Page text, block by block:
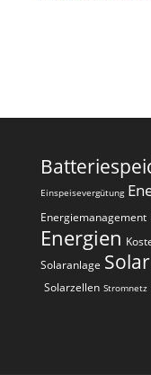
Einspeisevergütung
Energiemanagement
Energien
Solaranlage
Solarzellen Stromnetz